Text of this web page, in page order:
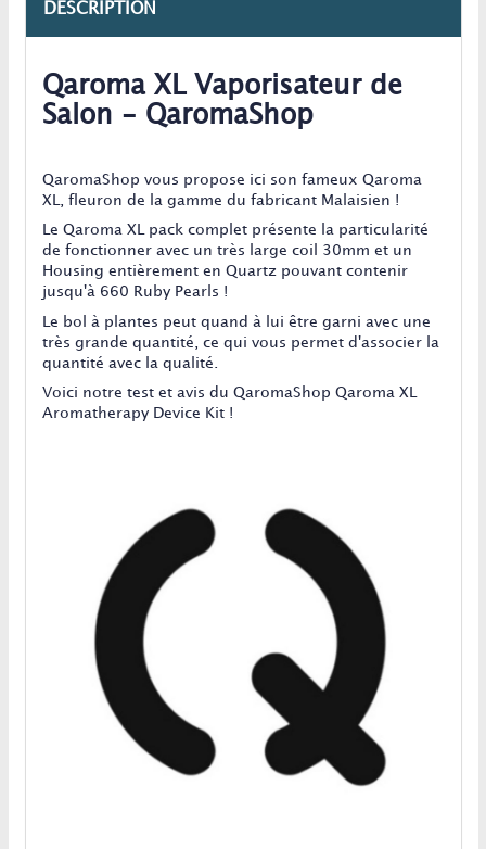
DESCRIPTION
Qaroma XL Vaporisateur de
Salon - QaromaShop
QaromaShop vous propose ici son fameux Qaroma
XL, fleuron de la gamme du fabricant Malaisien !
Le Qaroma XL pack complet présente la particularité
de fonctionner avec un très large coil 30mm et un
Housing entièrement en Quartz pouvant contenir
jusqu'à 660 Ruby Pearls !
Le bol à plantes peut quand à lui être garni avec une
très grande quantité, ce qui vous permet d'associer la
quantité avec la qualité.
Voici notre test et avis du QaromaShop Qaroma XL
Aromatherapy Device Kit !